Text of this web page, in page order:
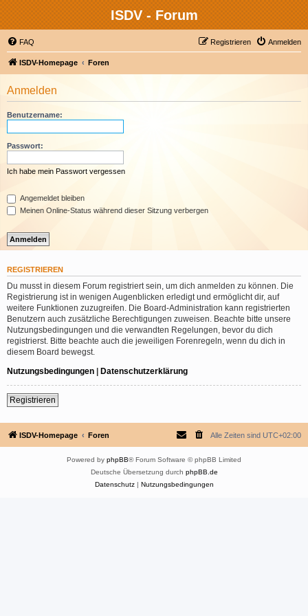
ISDV - Forum
FAQ Anmelden
Registrieren
ISDV-Homepage Foren
Anmelden
Benutzername:
Passwort:
Ich habe mein Passwort vergessen
Angemeldet bleiben
Meinen Online-Status während dieser Sitzung verbergen
REGISTRIEREN
Du musst in diesem Forum registriert sein, um dich anmelden zu können. Die
Registrierung ist in wenigen Augenblicken erledigt und ermöglicht dir, auf
weitere Funktionen zuzugreifen. Die Board-Administration kann registrierten
Benutzern auch zusätzliche Berechtigungen zuweisen. Beachte bitte unsere
Nutzungsbedingungen und die verwandten Regelungen, bevor du dich
registrierst. Bitte beachte auch die jeweiligen Forenregeln, wenn du dich in
diesem Board bewegst.
Nutzungsbedingungen | Datenschutzerklärung
Registrieren
ISDV-Homepage Foren Alle Zeiten sind UTC+02:00
Powered by phpBB® Forum Software © phpBB Limited
Deutsche Übersetzung durch phpBB.de
Datenschutz| Nutzungsbedingungen